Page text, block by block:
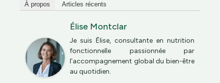
À propos Articles récents
Élise Montclar
Je suis Élise, consultante en nutrition
fonctionnelle passionnée par
l’accompagnement global du bien-être
au quotidien.